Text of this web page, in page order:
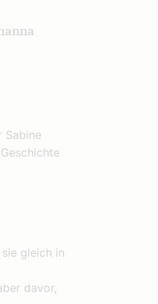
Sabine
gleich in
davor,